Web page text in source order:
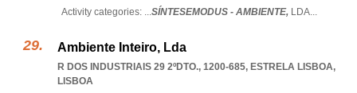
Activity categories: ...SÍNTESEMODUS - AMBIENTE, LDA...
Ambiente Inteiro, Lda
R DOS INDUSTRIAIS 29 2ºDTO., 1200-685, ESTRELA LISBOA,
LISBOA